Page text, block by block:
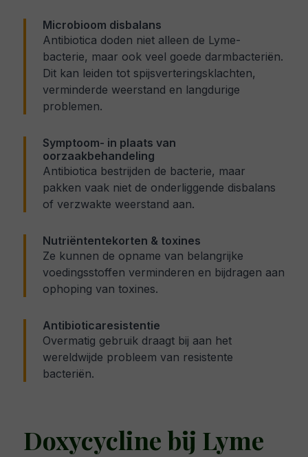
Microbioom disbalans
Antibiotica doden niet alleen de Lyme-
bacterie, maar ook veel goede darmbacteriën.
Dit kan leiden tot spijsverteringsklachten,
verminderde weerstand en langdurige
problemen.
Symptoom- in plaats van
oorzaakbehandeling
Antibiotica bestrijden de bacterie, maar
pakken vaak niet de onderliggende disbalans
of verzwakte weerstand aan.
Nutriëntentekorten & toxines
Ze kunnen de opname van belangrijke
voedingsstoffen verminderen en bijdragen aan
ophoping van toxines.
Antibioticaresistentie
Overmatig gebruik draagt bij aan het
wereldwijde probleem van resistente
bacteriën.
Doxycycline bij Lyme